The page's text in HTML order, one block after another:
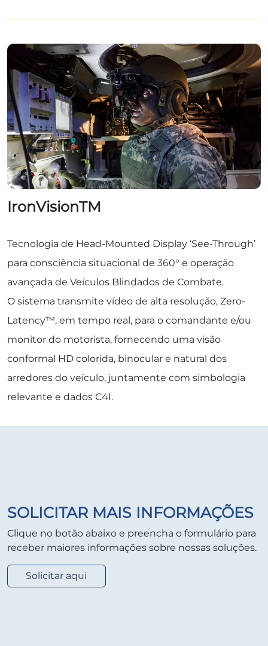
IronVisionTM
Tecnologia de Head-Mounted Display ‘See-Through’
para consciência situacional de 360° e operação
avançada de Veículos Blindados de Combate.
O sistema transmite vídeo de alta resolução, Zero-
Latency™, em tempo real, para o comandante e/ou
monitor do motorista, fornecendo uma visão
conformal HD colorida, binocular e natural dos
arredores do veículo, juntamente com simbologia
relevante e dados C4I.
SOLICITAR MAIS INFORMAÇÕES
Clique no botão abaixo e preencha o formulário para
receber maiores informações sobre nossas soluções.
Solicitar aqui